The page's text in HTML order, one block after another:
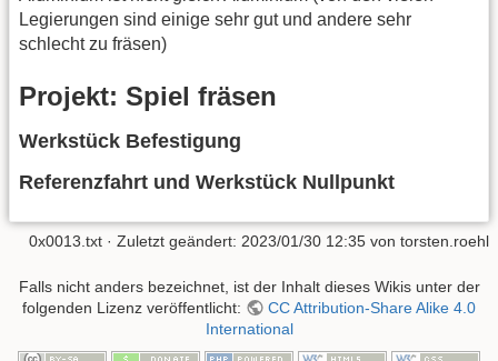
Legierungen sind einige sehr gut und andere sehr
schlecht zu fräsen)
Projekt: Spiel fräsen
Werkstück Befestigung
Referenzfahrt und Werkstück Nullpunkt
0x0013.txt · Zuletzt geändert: 2023/01/30 12:35 von torsten.roehl
Falls nicht anders bezeichnet, ist der Inhalt dieses Wikis unter der
folgenden Lizenz veröffentlicht:
CC Attribution-Share Alike 4.0
International